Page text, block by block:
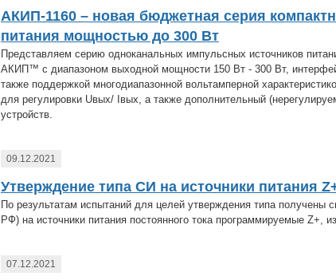
АКИП-1160 – новая бюджетная серия
питания мощностью до 300 Вт
Представляем серию одноканальных импульсных источников
АКИП™ с диапазоном выходной мощности 150 Вт - 300 Вт,
также поддержкой многодиапазонной вольтамперной
для регулировки Uвых/ Iвых, а также дополнительный
устройств.
09.12.2021
Утверждение типа СИ на источники питания
По результатам испытаний для целей утверждения типа получены
РФ) на источники питания постоянного тока программируемые Z+,
07.12.2021